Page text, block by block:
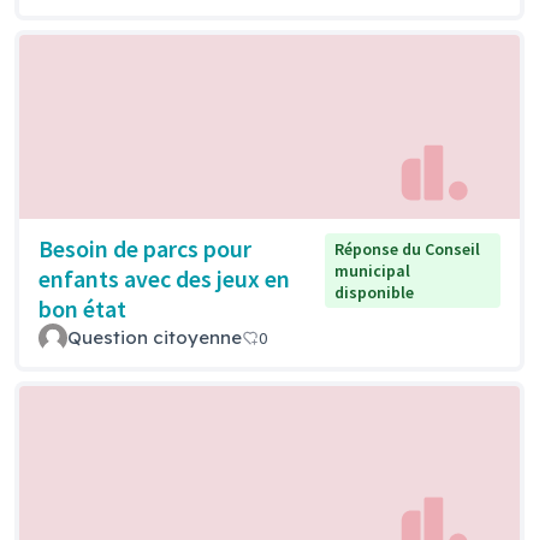
Besoin de parcs pour
enfants avec des jeux en
bon état
Réponse du Conseil
municipal
disponible
Question citoyenne 0